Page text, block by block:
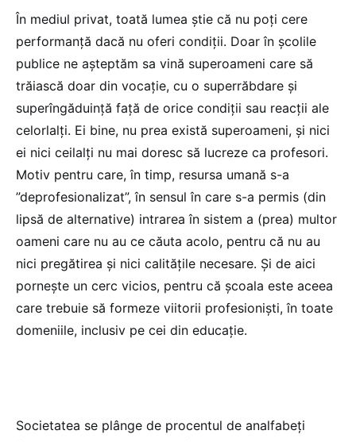
În mediul privat, toată lumea știe că nu poți cere
performanță dacă nu oferi condiții. Doar în școlile
publice ne așteptăm sa vină superoameni care să
trăiască doar din vocație, cu o superrăbdare și
superîngăduință față de orice condiții sau reacții ale
celorlalți. Ei bine, nu prea există superoameni, și nici
ei nici ceilalți nu mai doresc să lucreze ca profesori.
Motiv pentru care, în timp, resursa umană s-a
”deprofesionalizat”, în sensul în care s-a permis (din
lipsă de alternative) intrarea în sistem a (prea) multor
oameni care nu au ce căuta acolo, pentru că nu au
nici pregătirea și nici calitățile necesare. Și de aici
pornește un cerc vicios, pentru că școala este aceea
care trebuie să formeze viitorii profesioniști, în toate
domeniile, inclusiv pe cei din educație.
Societatea se plânge de procentul de analfabeți